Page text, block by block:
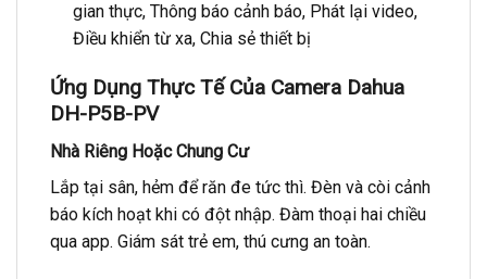
gian thực, Thông báo cảnh báo, Phát lại video,
Điều khiển từ xa, Chia sẻ thiết bị
Ứng Dụng Thực Tế Của Camera Dahua
DH-P5B-PV
Nhà Riêng Hoặc Chung Cư
Lắp tại sân, hẻm để răn đe tức thì. Đèn và còi cảnh
báo kích hoạt khi có đột nhập. Đàm thoại hai chiều
qua app. Giám sát trẻ em, thú cưng an toàn.